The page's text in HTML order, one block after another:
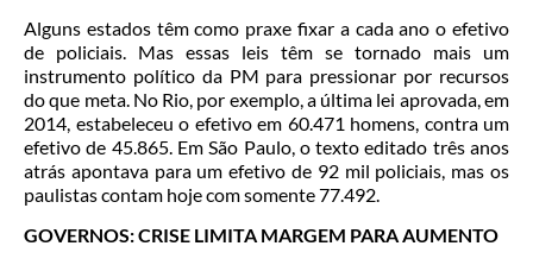
Alguns estados têm como praxe fixar a cada ano o efetivo
de policiais. Mas essas leis têm se tornado mais um
instrumento político da PM para pressionar por recursos
do que meta. No Rio, por exemplo, a última lei aprovada, em
2014, estabeleceu o efetivo em 60.471 homens, contra um
efetivo de 45.865. Em São Paulo, o texto editado três anos
atrás apontava para um efetivo de 92 mil policiais, mas os
paulistas contam hoje com somente 77.492.
GOVERNOS: CRISE LIMITA MARGEM PARA AUMENTO